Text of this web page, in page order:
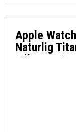
Apple
Naturlig
Milanese